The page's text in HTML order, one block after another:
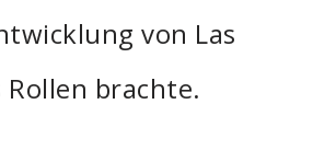
von Las
Rollen brachte.